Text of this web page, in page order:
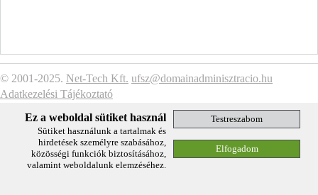
© 2001-2025. Net-Tech Kft. ufsz@domainadminisztracio.hu
Adatkezelési Tájékoztató
Ez a weboldal sütiket használ
Sütiket használunk a tartalmak és
hirdetések személyre szabásához,
közösségi funkciók biztosításához,
valamint weboldalunk elemzéséhez.